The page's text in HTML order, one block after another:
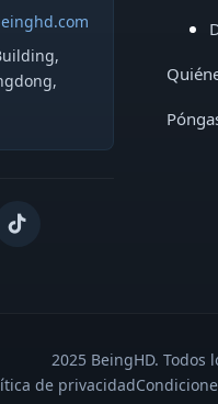
2025 BeingHD. Todos
de privacidad